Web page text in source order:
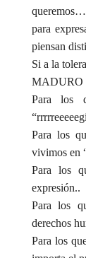
para
piensan
Si a la
MADURO
Para los
Para los
vivimos en
Para los
expresión..
Para los
derechos
Para los